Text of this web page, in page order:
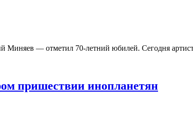
— отметил 70-летний юбилей. Сегодня
пришествии инопланетян